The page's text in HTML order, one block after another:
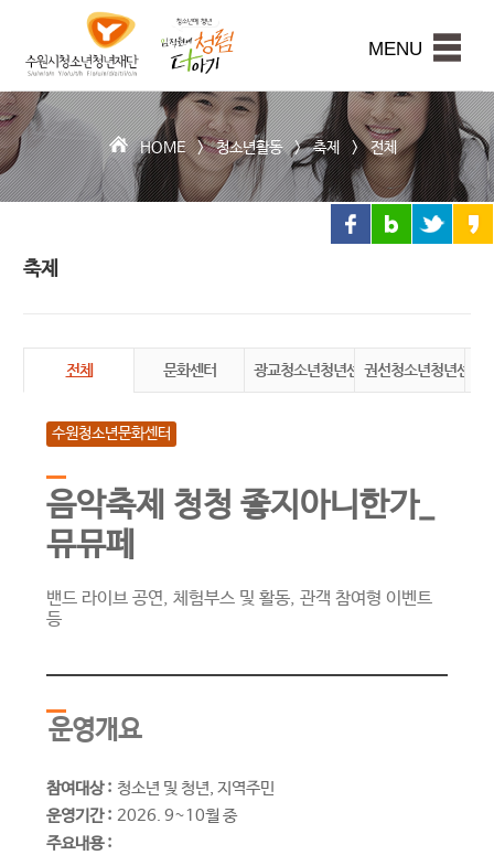
본문내용 바로가기
시
청
소
년
청
년
재
단
MENU
HOME >청소년활동>축제>전체
축제
전체 문화센터 광교청소년청년센터권선청소년청년센터
수원청소년문화센터
음악축제 청청 좋지아니한가_
뮤뮤페
밴드 라이브 공연, 체험부스 및 활동, 관객 참여형 이벤트
등
운영개요
참여대상 : 청소년 및 청년, 지역주민
운영기간 : 2026. 9~10월 중
주요내용 :